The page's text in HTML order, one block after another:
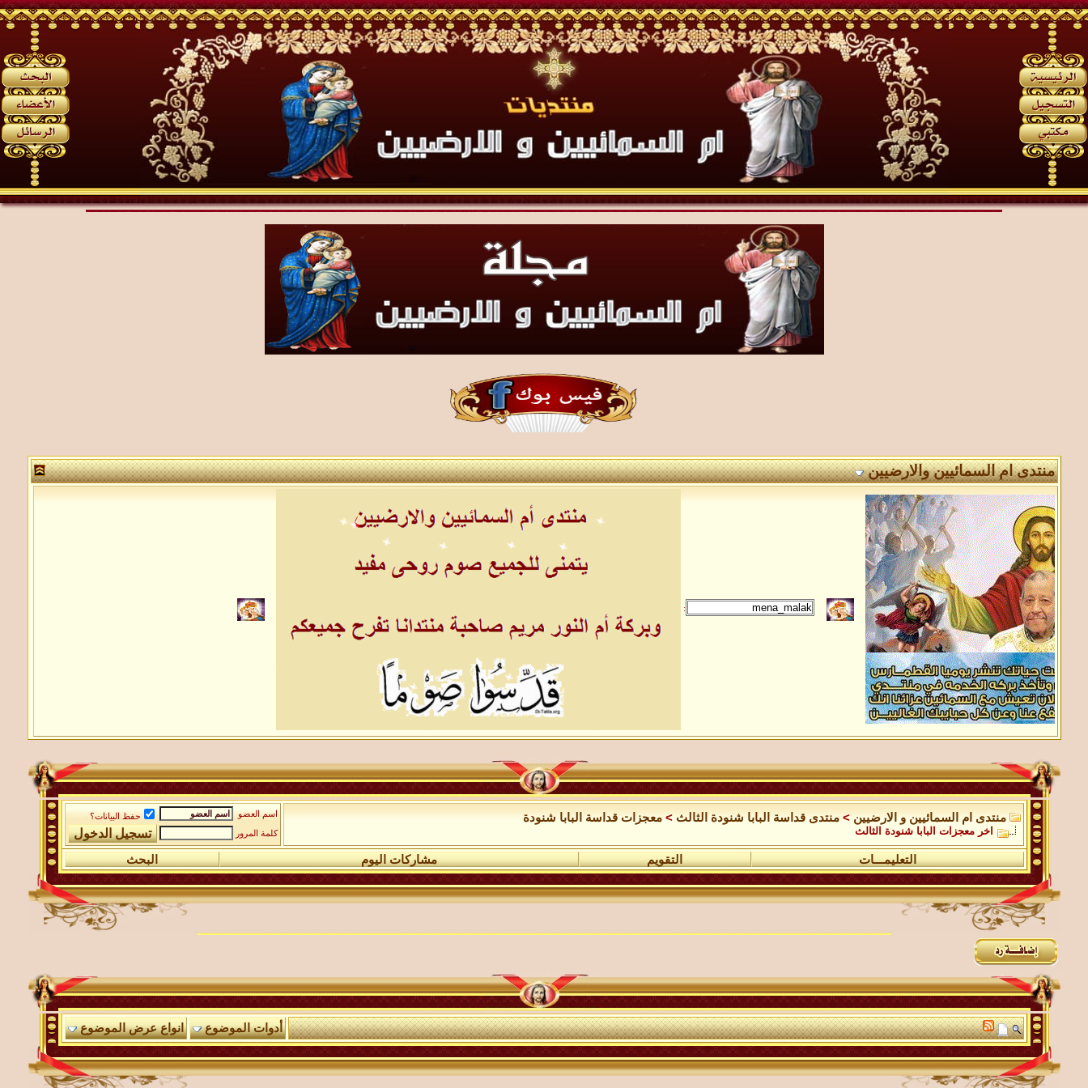
منتدى ام السمائيين والارضيين
منتدى ام السمائيين و الارضيين >منتدى قداسة البابا شنودة الثالث >معجزات قداسة البابا شنودة
اخر معجزات البابا شنودة الثالث
اسم العضو
حفظ البيانات؟
كلمة المرور
التعليمـــات التقويم مشاركات اليوم البحث
أدوات الموضوع انواع عرض الموضوع